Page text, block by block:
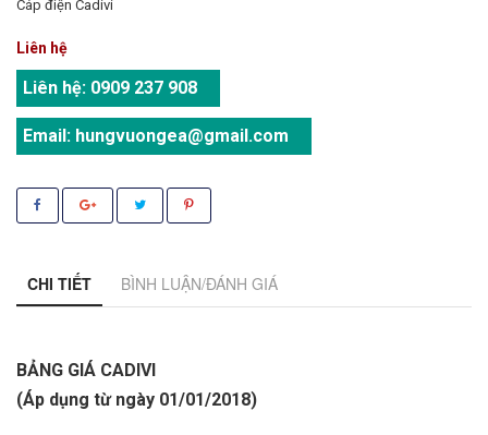
Cáp điện Cadivi
Liên hệ
Liên hệ: 0909 237 908
Email: hungvuongea@gmail.com
CHI TIẾT BÌNH LUẬN/ĐÁNH GIÁ
BẢNG GIÁ CADIVI
(Áp dụng từ ngày 01/01/2018)